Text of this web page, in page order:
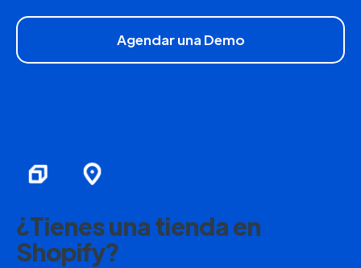
Agendar una Demo
¿Tienes una tienda en
Shopify?